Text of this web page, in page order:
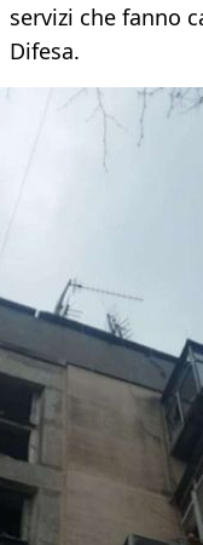
servizi che fanno
Difesa.